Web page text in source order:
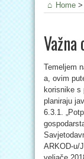
Home >
Temeljem
a, ovim
korisnike s
planiraju
6.3.1.
ARKOD-u/